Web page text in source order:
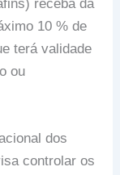
receba da
10 % de
terá validade
ou
dos
controlar os